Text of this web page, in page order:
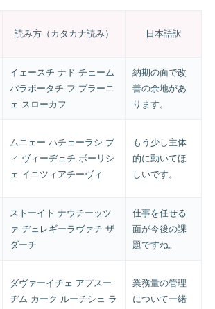
読み方（カタカナ読み） 日本語訳
イェースチ ナド チェーム
パラボータチ フ プラーニ
ェ スローカフ
納期の面で改
善の余地があ
ります。
ムニェー ハチェーラシ ブ
ィ ヴィーヂェチ ボーリシ
ェ イニツィアチーヴィ
もう少し主体
的に動いてほ
しいです。
ストーイト ナウチーッツ
ァ ヂェレギーラヴァチ ザ
ダーチ
仕事を任せる
面が今後の課
題ですね。
ダヴァーイチェ アプスー
ヂム カーク ルーチシェ ラ
業務量の管理
について一緒